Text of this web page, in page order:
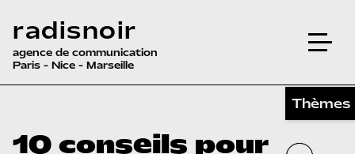
radisnoir
agence de communication
Paris - Nice - Marseille
10 conseils pour
Thèmes